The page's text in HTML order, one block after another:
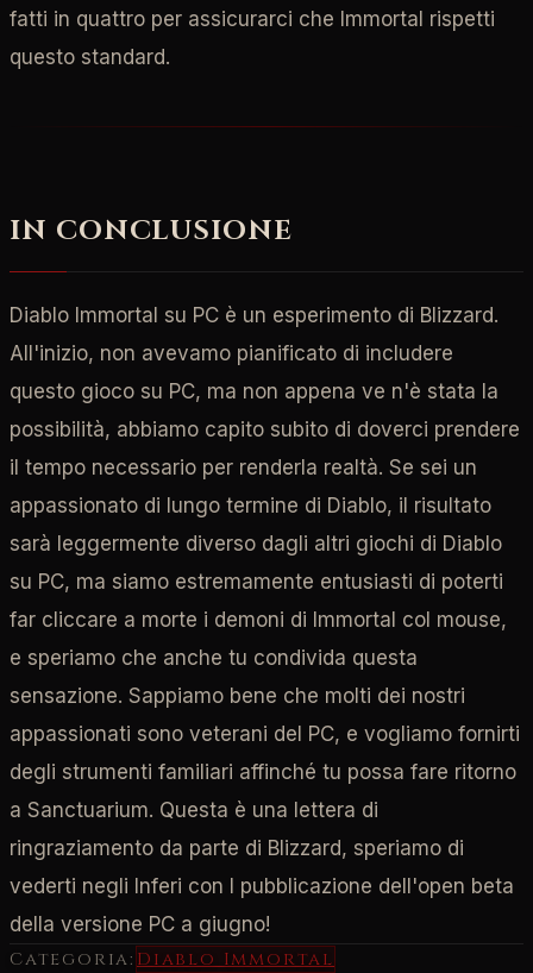
fatti in quattro per assicurarci che Immortal rispetti
questo standard.
IN CONCLUSIONE
Diablo Immortal su PC è un esperimento di Blizzard.
All'inizio, non avevamo pianificato di includere
questo gioco su PC, ma non appena ve n'è stata la
possibilità, abbiamo capito subito di doverci prendere
il tempo necessario per renderla realtà. Se sei un
appassionato di lungo termine di Diablo, il risultato
sarà leggermente diverso dagli altri giochi di Diablo
su PC, ma siamo estremamente entusiasti di poterti
far cliccare a morte i demoni di Immortal col mouse,
e speriamo che anche tu condivida questa
sensazione. Sappiamo bene che molti dei nostri
appassionati sono veterani del PC, e vogliamo fornirti
degli strumenti familiari affinché tu possa fare ritorno
a Sanctuarium. Questa è una lettera di
ringraziamento da parte di Blizzard, speriamo di
vederti negli Inferi con l pubblicazione dell'open beta
della versione PC a giugno!
Categoria: Diablo Immortal